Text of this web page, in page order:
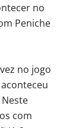
no
Peniche
no jogo
com